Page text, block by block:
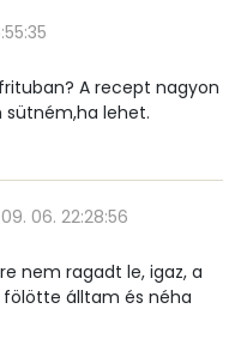
35 mg
17 micro
0 mg
A recept nagyon
sütném,ha lehet.
06. 22:28:56
nem ragadt le, igaz, a
álltam és néha